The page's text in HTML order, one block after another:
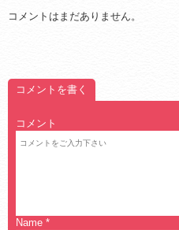
コメントはまだありません。
コメントを書く
コメント
Name *